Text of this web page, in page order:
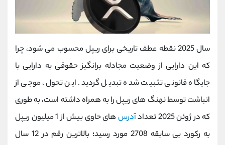
سال 2025 نقطه عطف تاریخی برای ریپل محسوب می ‌شود، چرا
که این دارایی از وضعیت مجادله ‌برانگیز حقوقی به دارایی با
جایگاه قانونی تثبیت ‌شده تبدیل گردید. این تحول، موجی از
انباشت توسط نهنگ های ریپل را به همراه داشته است، به طوری
که در ژوئن 2025 تعداد
آدرس‌
های حاوی بیش از 1 میلیون ریپل
به رکورد بی ‌سابقه 2708 مورد رسید؛ بالاترین رقم در 12 سال